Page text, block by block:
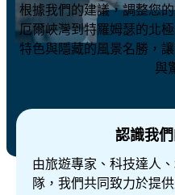
根據我們的建議，調整您
厄爾峽灣到特羅姆瑟的北
特色與隱藏的風景名勝，
與
認識我
由旅遊專家、科技達人
隊，我們共同致力於提